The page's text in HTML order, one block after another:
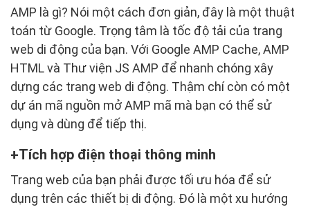
AMP là gì? Nói một cách đơn giản, đây là một thuật
toán từ Google. Trọng tâm là tốc độ tải của trang
web di động của bạn. Với Google AMP Cache, AMP
HTML và Thư viện JS AMP để nhanh chóng xây
dựng các trang web di động. Thậm chí còn có một
dự án mã nguồn mở AMP mã mà bạn có thể sử
dụng và dùng để tiếp thị.
Tích hợp điện thoại thông minh
Trang web của bạn phải được tối ưu hóa để sử
dụng trên các thiết bị di động. Đó là một xu hướng